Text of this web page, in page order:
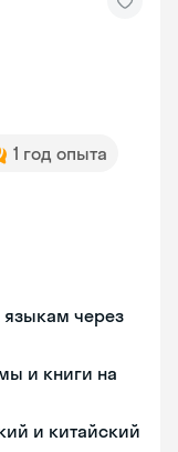
1 год опыта
языкам через
и книги на
и китайский